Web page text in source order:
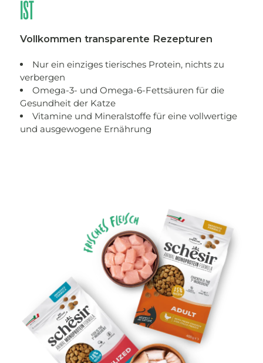
IST
Vollkommen transparente Rezepturen
Nur ein einziges tierisches Protein, nichts zu
verbergen
Omega-3- und Omega-6-Fettsäuren für die
Gesundheit der Katze
Vitamine und Mineralstoffe für eine vollwertige
und ausgewogene Ernährung